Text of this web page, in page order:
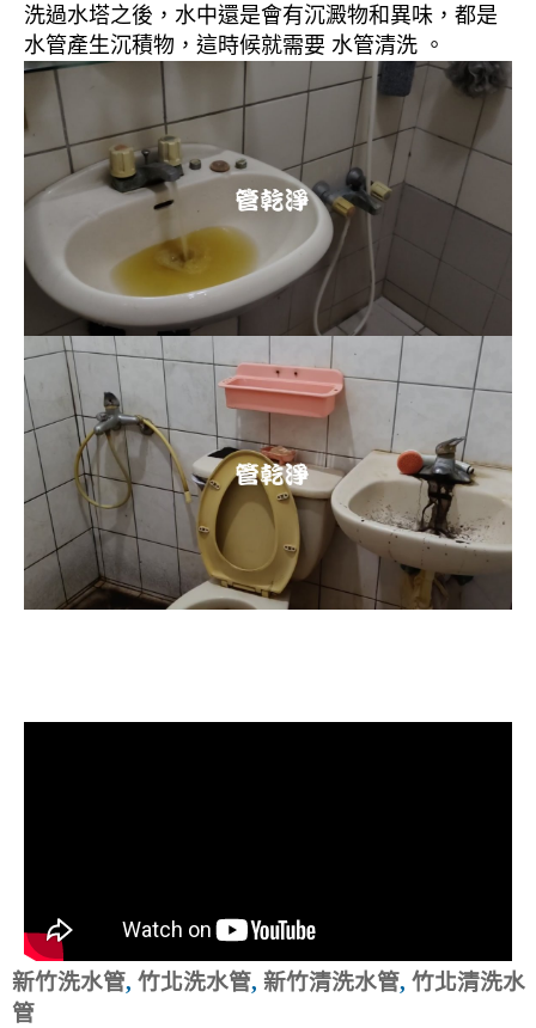
洗過水塔之後，水中還是會有沉澱物和異味，都是
水管產生沉積物，這時候就需要 水管清洗 。
新竹洗水管, 竹北洗水管, 新竹清洗水管, 竹北清洗水
管